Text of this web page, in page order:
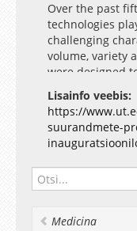
Over the past
technologies
challenging
volume, variety
were designed
(commodity)
centrally
(rich) resources,
to the cluster to
paradigm shift
growing
As of 2015, with
remote
Lisainfo veebis:
https://
suurandmete-
Medicina